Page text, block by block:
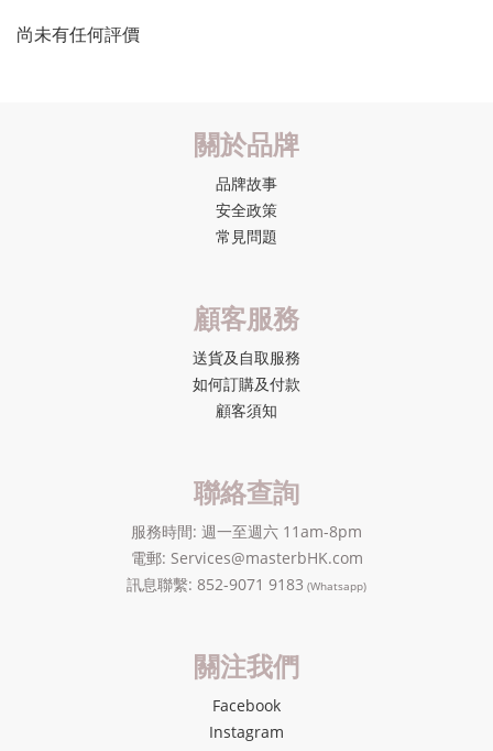
尚未有任何評價
關於品牌
品牌故事
安全政策
常見問題
顧客服務
送貨及自取服務
如何訂購及付款
顧客須知
聯絡查詢
服務時間: 週一至週六 11am-8pm
電郵: Services@masterbHK.com
訊息聯繫: 852-9071 9183 (Whatsapp)
關注我們
Facebook
Instagram